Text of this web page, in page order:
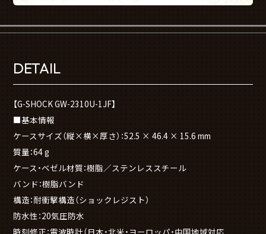
DETAIL
【G-SHOCK GW-2310U-1JF】
■基本情報
ケースサイズ（縦×横×厚さ）：52.5 × 46.4 × 15.6 mm
質量：64 g
ケース・ベゼル材質：樹脂／ステンレススチール
バンド：樹脂バンド
構造：耐衝撃構造（ショックレジスト）
防水性：20気圧防水